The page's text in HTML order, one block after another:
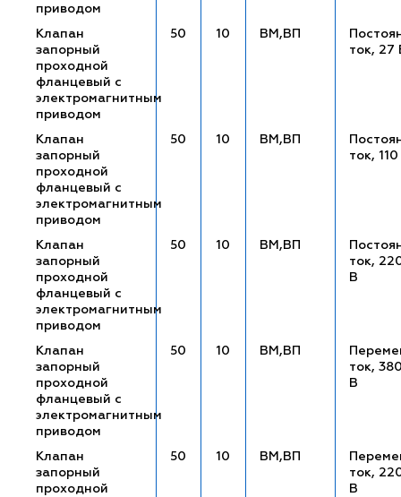
приводом
Клапан
запорный
проходной
фланцевый с
электромагнитным
приводом
50 10 ВМ,ВП
ток, 27
Клапан
запорный
проходной
фланцевый с
электромагнитным
приводом
50 10 ВМ,ВП
ток,
Клапан
запорный
проходной
фланцевый с
электромагнитным
приводом
50 10 ВМ,ВП
ток,
В
Клапан
запорный
проходной
фланцевый с
электромагнитным
приводом
50 10 ВМ,ВП
ток,
В
Клапан
запорный
проходной
50 10 ВМ,ВП
ток,
В